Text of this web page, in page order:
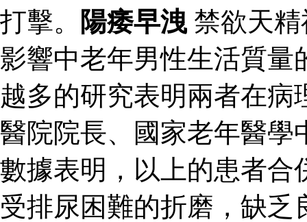
打擊。
陽痿早洩 禁欲天
影響中老年男性生活質量
越多的研究表明兩者在
醫院院長、國家老年醫學
數據表明，以上的患者合
受排尿困難的折磨，缺